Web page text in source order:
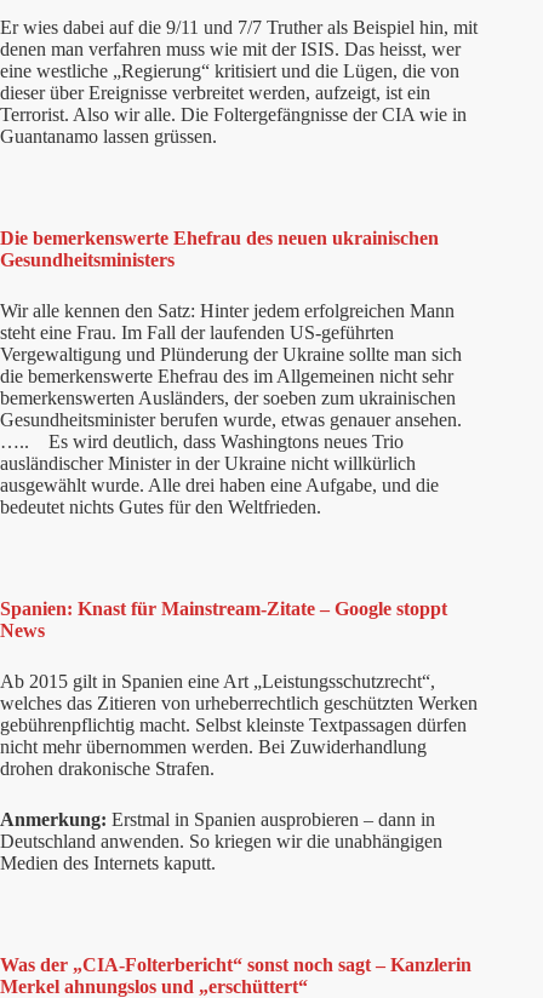
Er wies dabei auf die 9/11 und 7/7 Truther als Beispiel hin, mit
denen man verfahren muss wie mit der ISIS. Das heisst, wer
eine westliche „Regierung“ kritisiert und die Lügen, die von
dieser über Ereignisse verbreitet werden, aufzeigt, ist ein
Terrorist. Also wir alle. Die Foltergefängnisse der CIA wie in
Guantanamo lassen grüssen.
Die bemerkenswerte Ehefrau des neuen ukrainischen
Gesundheitsministers
Wir alle kennen den Satz: Hinter jedem erfolgreichen Mann
steht eine Frau. Im Fall der laufenden US-geführten
Vergewaltigung und Plünderung der Ukraine sollte man sich
die bemerkenswerte Ehefrau des im Allgemeinen nicht sehr
bemerkenswerten Ausländers, der soeben zum ukrainischen
Gesundheitsminister berufen wurde, etwas genauer ansehen.
….. Es wird deutlich, dass Washingtons neues Trio
ausländischer Minister in der Ukraine nicht willkürlich
ausgewählt wurde. Alle drei haben eine Aufgabe, und die
bedeutet nichts Gutes für den Weltfrieden.
Spanien: Knast für Mainstream-Zitate – Google stoppt
News
Ab 2015 gilt in Spanien eine Art „Leistungsschutzrecht“,
welches das Zitieren von urheberrechtlich geschützten Werken
gebührenpflichtig macht. Selbst kleinste Textpassagen dürfen
nicht mehr übernommen werden. Bei Zuwiderhandlung
drohen drakonische Strafen.
Anmerkung: Erstmal in Spanien ausprobieren – dann in
Deutschland anwenden. So kriegen wir die unabhängigen
Medien des Internets kaputt.
Was der „CIA-Folterbericht“ sonst noch sagt – Kanzlerin
Merkel ahnungslos und „erschüttert“